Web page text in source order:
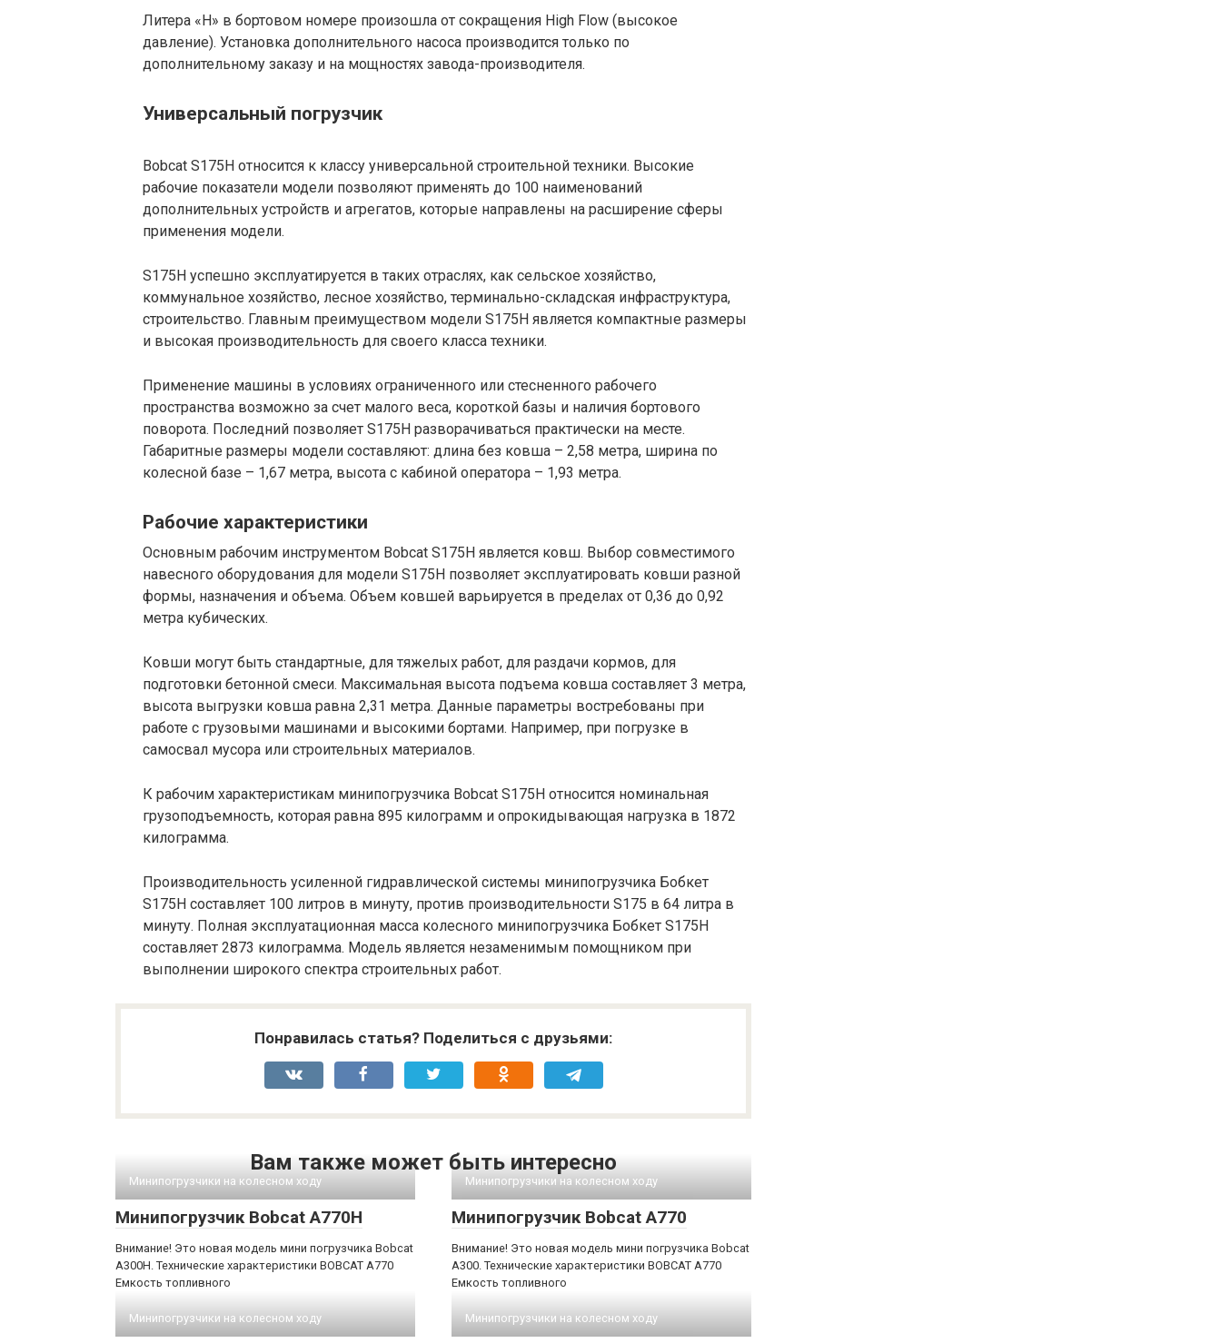
Литера «H» в бортовом номере произошла от сокращения High Flow (высокое
давление). Установка дополнительного насоса производится только по
дополнительному заказу и на мощностях завода-производителя.
Универсальный погрузчик
Bobcat S175H относится к классу универсальной строительной техники. Высокие
рабочие показатели модели позволяют применять до 100 наименований
дополнительных устройств и агрегатов, которые направлены на расширение сферы
применения модели.
S175H успешно эксплуатируется в таких отраслях, как сельское хозяйство,
коммунальное хозяйство, лесное хозяйство, терминально-складская инфраструктура,
строительство. Главным преимуществом модели S175H является компактные размеры
и высокая производительность для своего класса техники.
Применение машины в условиях ограниченного или стесненного рабочего
пространства возможно за счет малого веса, короткой базы и наличия бортового
поворота. Последний позволяет S175H разворачиваться практически на месте.
Габаритные размеры модели составляют: длина без ковша – 2,58 метра, ширина по
колесной базе – 1,67 метра, высота с кабиной оператора – 1,93 метра.
Рабочие характеристики
Основным рабочим инструментом Bobcat S175H является ковш. Выбор совместимого
навесного оборудования для модели S175H позволяет эксплуатировать ковши разной
формы, назначения и объема. Объем ковшей варьируется в пределах от 0,36 до 0,92
метра кубических.
Ковши могут быть стандартные, для тяжелых работ, для раздачи кормов, для
подготовки бетонной смеси. Максимальная высота подъема ковша составляет 3 метра,
высота выгрузки ковша равна 2,31 метра. Данные параметры востребованы при
работе с грузовыми машинами и высокими бортами. Например, при погрузке в
самосвал мусора или строительных материалов.
К рабочим характеристикам минипогрузчика Bobcat S175H относится номинальная
грузоподъемность, которая равна 895 килограмм и опрокидывающая нагрузка в 1872
килограмма.
Производительность усиленной гидравлической системы минипогрузчика Бобкет
S175H составляет 100 литров в минуту, против производительности S175 в 64 литра в
минуту. Полная эксплуатационная масса колесного минипогрузчика Бобкет S175H
составляет 2873 килограмма. Модель является незаменимым помощником при
выполнении широкого спектра строительных работ.
Понравилась статья? Поделиться с друзьями:
Вам также может быть интересно
Минипогрузчики на колесном ходу
Минипогрузчик Bobcat A770H
Внимание! Это новая модель мини погрузчика Bobcat
A300H. Технические характеристики BOBCAT A770
Емкость топливного
Минипогрузчики на колесном ходу
Минипогрузчик Bobcat A770
Внимание! Это новая модель мини погрузчика Bobcat
A300. Технические характеристики BOBCAT A770
Емкость топливного
Минипогрузчики на колесном ходу Минипогрузчики на колесном ходу